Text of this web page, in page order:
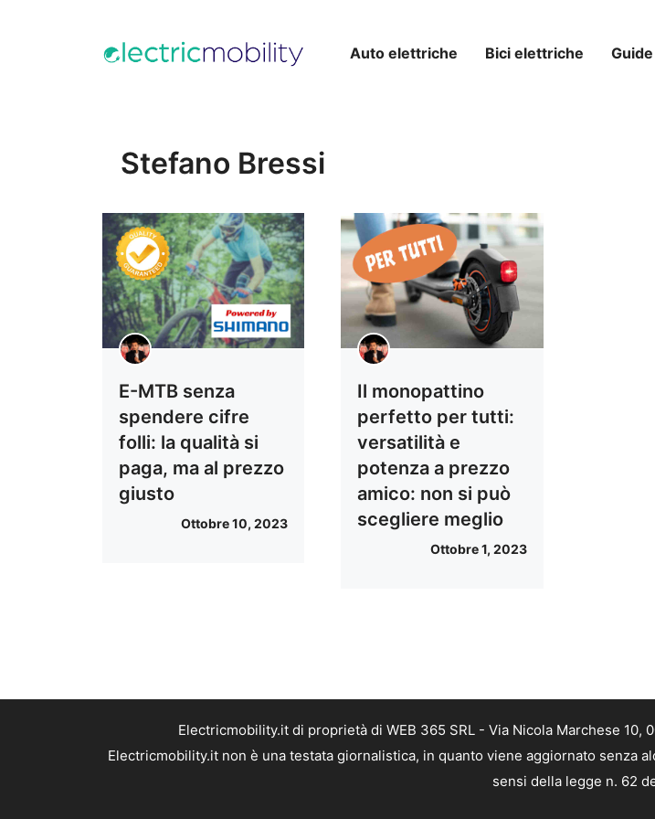
Auto elettriche Bici elettriche
Stefano Bressi
E-MTB senza
spendere cifre
folli: la qualità si
paga, ma al prezzo
giusto
Ottobre 10, 2023
Il monopattino
perfetto per tutti:
versatilità e
potenza a prezzo
amico: non si può
scegliere meglio
Ottobre 1, 2023
Electricmobility.it di proprietà di WEB 365 SRL - Via Nicola Marchese 10,
Electricmobility.it non è una testata giornalistica, in quanto viene aggiornato senza
sensi della legge n. 62